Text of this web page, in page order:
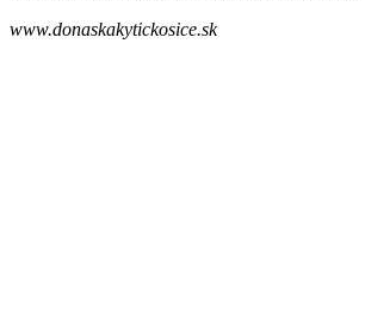
www.donaskakytickosice.sk